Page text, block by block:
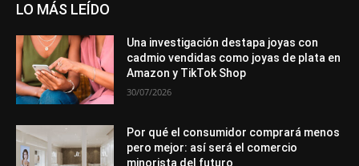
LO MÁS LEÍDO
Una investigación destapa joyas con
cadmio vendidas como joyas de plata en
Amazon y TikTok Shop
30/07/2026
Por qué el consumidor comprará menos
pero mejor: así será el comercio
minorista del futuro